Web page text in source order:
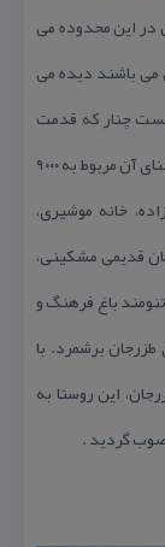
این محدوده می
باشند دیده می
چنار كه قدمت
بیش از ۱۵۰۰ سال دارد، مسجد جامع طزرجان كه سنگ بنای آن مربوط به ۹۰۰۰
خانه موشیری،
قدیمی مشكینی،
باغ فرهنگ و
برشمرد. با
این روستا به
گردید .